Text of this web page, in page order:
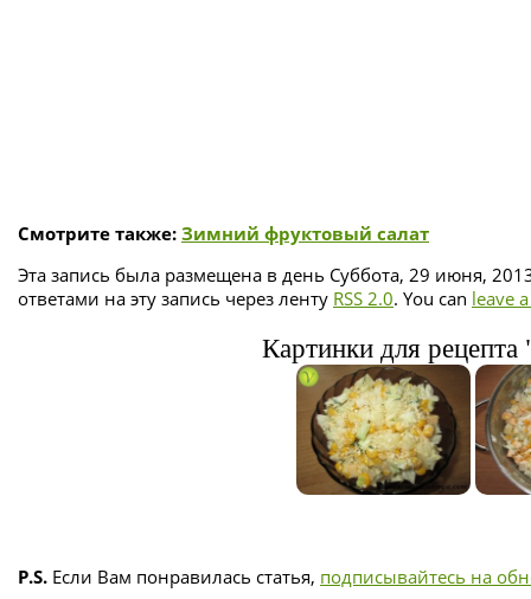
Смотрите также: Зимний фруктовый салат
Эта запись была размещена в день Суббота, 29 июня,
ответами на эту запись через ленту RSS 2.0. You can leave
Картинки для рецепта
P.S. Если Вам понравилась статья, подписывайтесь на